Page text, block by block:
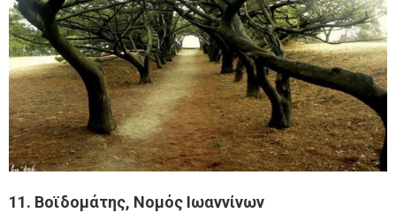
11. Βοϊδομάτης, Νομός Ιωαννίνων